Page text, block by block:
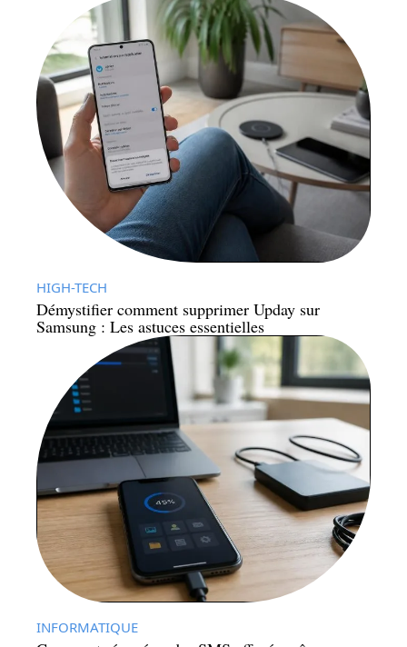
HIGH-TECH
Démystifier comment supprimer Upday sur
Samsung : Les astuces essentielles
INFORMATIQUE